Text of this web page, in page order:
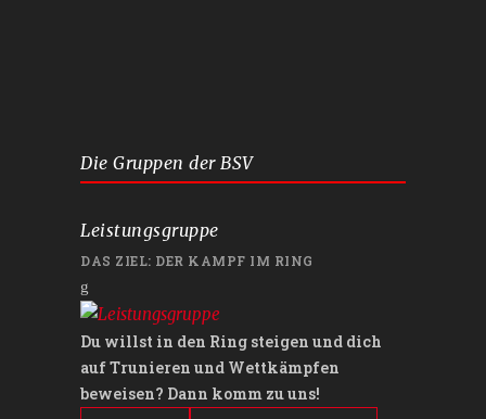
Die Gruppen der BSV
Leistungsgruppe
DAS ZIEL: DER KAMPF IM RING
Du willst in den Ring steigen und dich
auf Trunieren und Wettkämpfen
beweisen? Dann komm zu uns!